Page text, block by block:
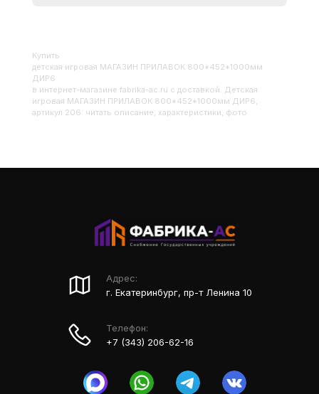
Купить
Детская игровая МАГАЗИН ПРИЛАВОК 800*452*1000мм
ДИР6
в интернет-магазине fabrika-ac.ru с доставкой. Детская
игровая МАГАЗИН ПРИЛАВОК 800*452*1000мм ДИР6,
артикул 206: читать описание, характеристики, фото
Адрес:
г. Екатеринбург, пр-т Ленина 10
Телефон:
+7 (343) 206-62-16